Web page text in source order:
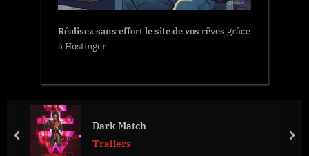
Réalisez sans effort le site de vos rêves grâce
à Hostinger
Dark Match
Trailers
prev